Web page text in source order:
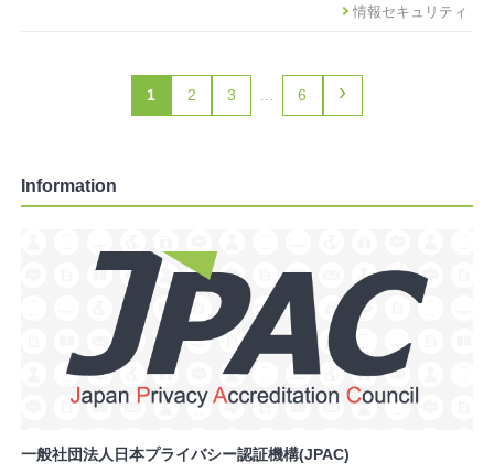
情報セキュリティ
1 2 3 … 6 ›
Information
一般社団法人日本プライバシー認証機構(JPAC)